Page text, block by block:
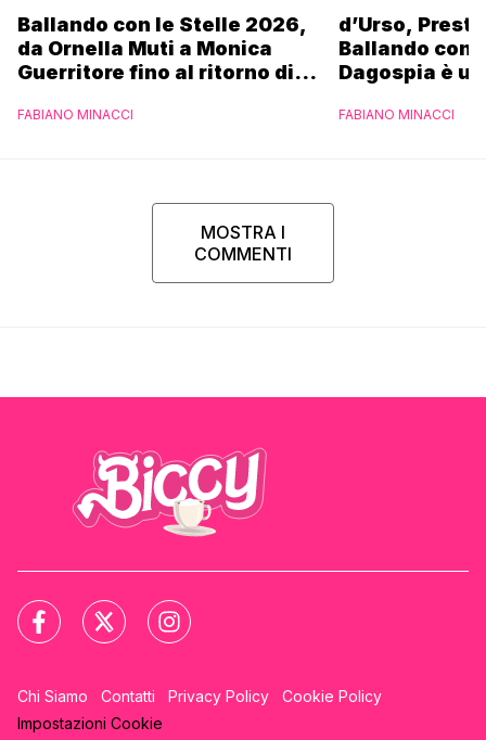
Ballando con le Stelle 2026,
da Ornella Muti a Monica
Guerritore fino al ritorno di
l’esclusiva di Gabriele
FABIANO MINACCI
d’Urso,
Ballando con
Dagospia è
FABIANO MINACCI
MOSTRA I
COMMENTI
Chi Siamo Contatti Privacy Policy
Cookie Policy
Impostazioni Cookie